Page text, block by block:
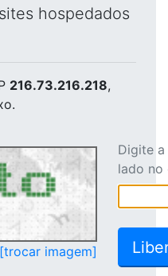
hospedados
216.73.216.218,
[trocar imagem]
Digite
lado no